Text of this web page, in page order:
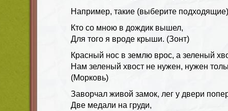
Например, такие (выберите
Кто со мною в дождик вышел,
Для того я вроде крыши. (Зонт)
Красный нос в землю врос, а зеленый
Нам зеленый хвост не нужен, нужен
(Морковь)
Заворчал живой замок, лег у двери
Две медали на груди,